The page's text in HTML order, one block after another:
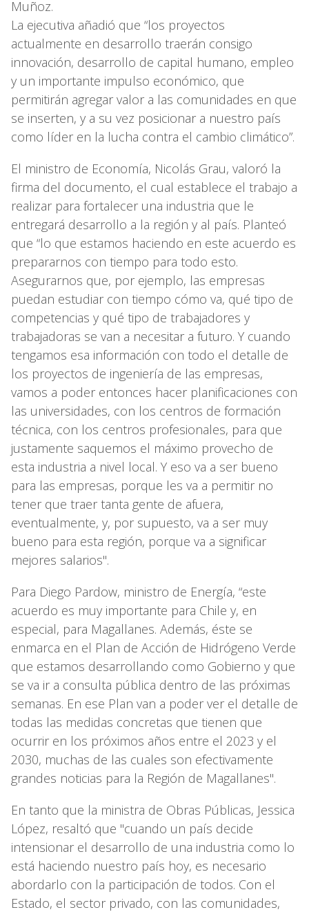
Muñoz.
La ejecutiva añadió que “los proyectos
actualmente en desarrollo traerán consigo
innovación, desarrollo de capital humano, empleo
y un importante impulso económico, que
permitirán agregar valor a las comunidades en que
se inserten, y a su vez posicionar a nuestro país
como líder en la lucha contra el cambio climático”.
El ministro de Economía, Nicolás Grau, valoró la
firma del documento, el cual establece el trabajo a
realizar para fortalecer una industria que le
entregará desarrollo a la región y al país. Planteó
que “lo que estamos haciendo en este acuerdo es
prepararnos con tiempo para todo esto.
Asegurarnos que, por ejemplo, las empresas
puedan estudiar con tiempo cómo va, qué tipo de
competencias y qué tipo de trabajadores y
trabajadoras se van a necesitar a futuro. Y cuando
tengamos esa información con todo el detalle de
los proyectos de ingeniería de las empresas,
vamos a poder entonces hacer planificaciones con
las universidades, con los centros de formación
técnica, con los centros profesionales, para que
justamente saquemos el máximo provecho de
esta industria a nivel local. Y eso va a ser bueno
para las empresas, porque les va a permitir no
tener que traer tanta gente de afuera,
eventualmente, y, por supuesto, va a ser muy
bueno para esta región, porque va a significar
mejores salarios".
Para Diego Pardow, ministro de Energía, “este
acuerdo es muy importante para Chile y, en
especial, para Magallanes. Además, éste se
enmarca en el Plan de Acción de Hidrógeno Verde
que estamos desarrollando como Gobierno y que
se va ir a consulta pública dentro de las próximas
semanas. En ese Plan van a poder ver el detalle de
todas las medidas concretas que tienen que
ocurrir en los próximos años entre el 2023 y el
2030, muchas de las cuales son efectivamente
grandes noticias para la Región de Magallanes".
En tanto que la ministra de Obras Públicas, Jessica
López, resaltó que "cuando un país decide
intensionar el desarrollo de una industria como lo
está haciendo nuestro país hoy, es necesario
abordarlo con la participación de todos. Con el
Estado, el sector privado, con las comunidades,